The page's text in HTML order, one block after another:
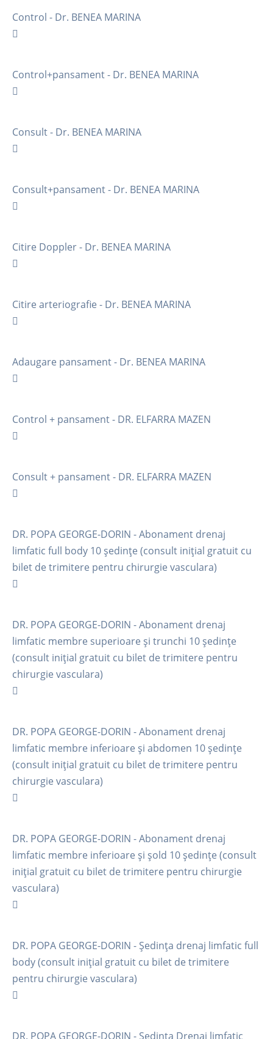
Control - Dr. BENEA MARINA
Control+pansament - Dr. BENEA MARINA
Consult - Dr. BENEA MARINA
Consult+pansament - Dr. BENEA MARINA
Citire Doppler - Dr. BENEA MARINA
Citire arteriografie - Dr. BENEA MARINA
Adaugare pansament - Dr. BENEA MARINA
Control + pansament - DR. ELFARRA MAZEN
Consult + pansament - DR. ELFARRA MAZEN
DR. POPA GEORGE-DORIN - Abonament drenaj
limfatic full body 10 ședințe (consult inițial gratuit cu
bilet de trimitere pentru chirurgie vasculara)
DR. POPA GEORGE-DORIN - Abonament drenaj
limfatic membre superioare și trunchi 10 ședințe
(consult inițial gratuit cu bilet de trimitere pentru
chirurgie vasculara)
DR. POPA GEORGE-DORIN - Abonament drenaj
limfatic membre inferioare și abdomen 10 ședințe
(consult inițial gratuit cu bilet de trimitere pentru
chirurgie vasculara)
DR. POPA GEORGE-DORIN - Abonament drenaj
limfatic membre inferioare și șold 10 ședințe (consult
inițial gratuit cu bilet de trimitere pentru chirurgie
vasculara)
DR. POPA GEORGE-DORIN - Ședința drenaj limfatic full
body (consult inițial gratuit cu bilet de trimitere
pentru chirurgie vasculara)
DR. POPA GEORGE-DORIN - Ședința Drenaj limfatic